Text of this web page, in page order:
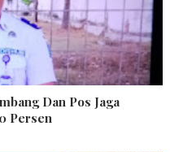
Dan Pos Jaga
Persen